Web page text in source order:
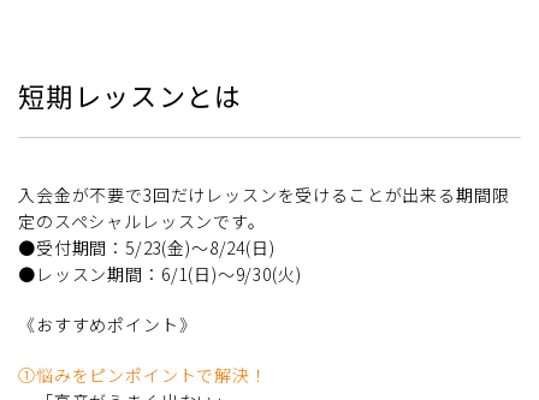
短期レッスンとは
入会金が不要で3回だけレッスンを受けることが出来る期間限
定のスペシャルレッスンです。
●受付期間：5/23(金)～8/24(日)
●レッスン期間：6/1(日)～9/30(火)
《おすすめポイント》
①悩みをピンポイントで解決！